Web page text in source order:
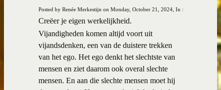
Posted by Renée Merkestijn on Monday, October 21, 2024, In :
Creëer je eigen werkelijkheid.
Vijandigheden komen altijd voort uit
vijandsdenken, een van de duistere trekken
van het ego. Het ego denkt het slechtste van
mensen en ziet daarom ook overal slechte
mensen. En aan die slechte mensen moet hij